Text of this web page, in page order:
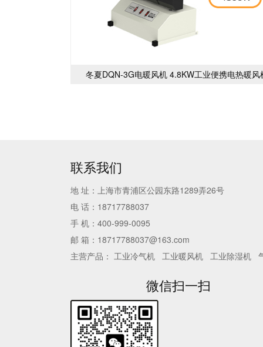
冬夏DQN-3G电暖风机 4.8KW工业便携电热暖风
联系我们
地 址：上海市青浦区公园东路1289弄26号
电 话：18717788037
手 机：400-999-0095
邮 箱：18717788037@163.com
主营产品： 工业冷气机 工业暖风机 工业除湿机
微信扫一扫